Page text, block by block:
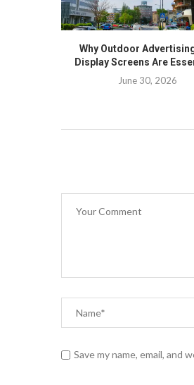
Why Outdoor
Display Screens Are
June 30, 2026
Save my name, email,